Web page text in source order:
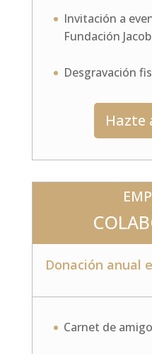
Invitación a
Fundación
Desgravación
Hazte
Donación anual
Carnet de amigo